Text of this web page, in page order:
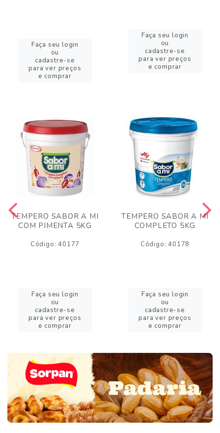
Faça seu login
ou
cadastre-se
para ver preços
e comprar
Faça seu login
ou
cadastre-se
para ver preços
e comprar
TEMPERO SABOR A MI
COM PIMENTA 5KG
Código: 40177
Faça seu login
ou
cadastre-se
para ver preços
e comprar
TEMPERO SABOR A MI
COMPLETO 5KG
Código: 40178
Faça seu login
ou
cadastre-se
para ver preços
e comprar